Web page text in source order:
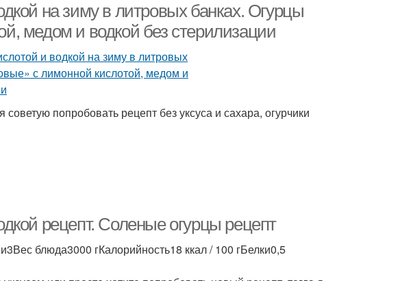
на зиму в литровых банках. Огурцы
медом и водкой без стерилизации
попробовать рецепт без уксуса и сахара, огурчики
рецепт. Соленые огурцы рецепт
блюда3000 гКалорийность18 ккал / 100 гБелки0,5